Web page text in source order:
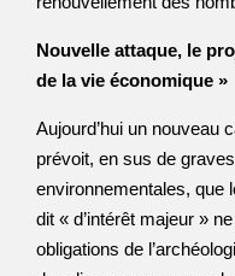
Nouvelle attaque, le
de la vie économique »
Aujourd’hui un nouveau
prévoit, en sus de
environnementales, que
dit « d’intérêt majeur »
obligations de